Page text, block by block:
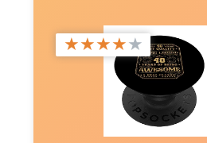
★★★★★